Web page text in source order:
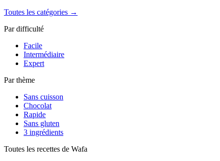
Toutes les catégories →
Par difficulté
Facile
Intermédiaire
Expert
Par thème
Sans cuisson
Chocolat
Rapide
Sans gluten
3 ingrédients
Toutes les recettes de Wafa